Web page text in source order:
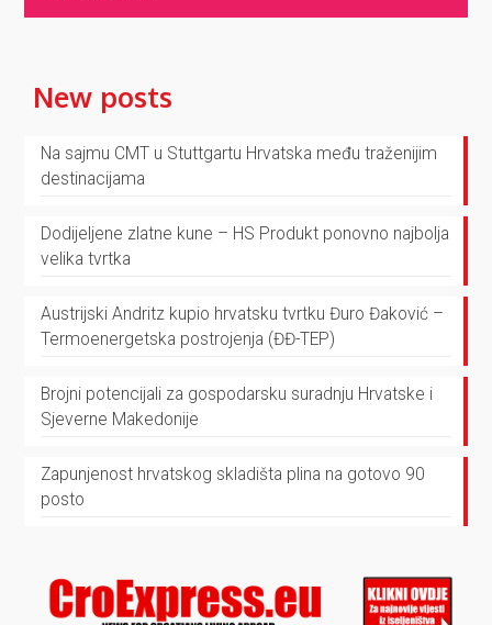
New posts
Na sajmu CMT u Stuttgartu Hrvatska među traženijim
destinacijama
Dodijeljene zlatne kune – HS Produkt ponovno najbolja
velika tvrtka
Austrijski Andritz kupio hrvatsku tvrtku Đuro Đaković –
Termoenergetska postrojenja (ĐĐ-TEP)
Brojni potencijali za gospodarsku suradnju Hrvatske i
Sjeverne Makedonije
Zapunjenost hrvatskog skladišta plina na gotovo 90
posto